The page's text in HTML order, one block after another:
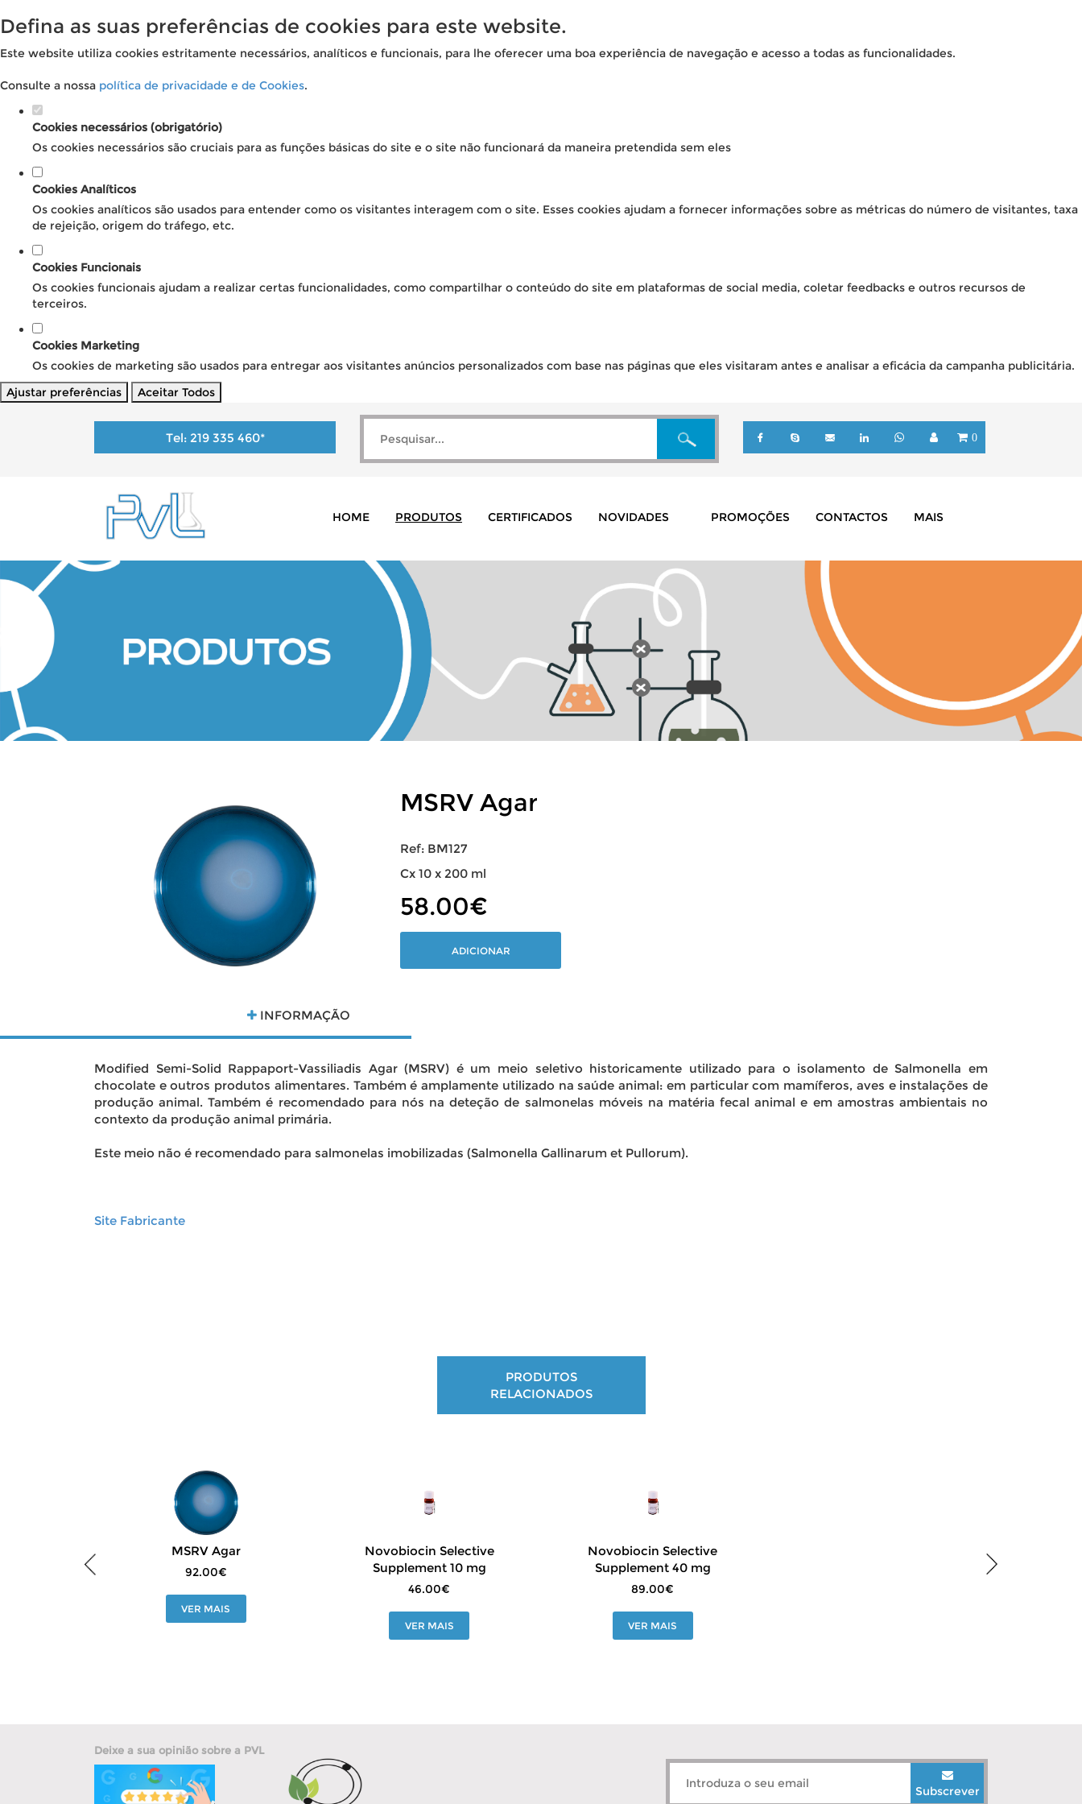
Defina as suas preferências de cookies para este website.
Este website utiliza cookies estritamente necessários, analíticos e funcionais, para lhe oferecer uma boa experiência de navegação e acesso a todas as funcionalidades.
Consulte a nossa política de privacidade e de Cookies.
Cookies necessários (obrigatório)
Os cookies necessários são cruciais para as funções básicas do site e o site não funcionará da maneira pretendida sem eles
Cookies Analíticos
Os cookies analíticos são usados para entender como os visitantes interagem com o site. Esses cookies ajudam a fornecer informações sobre as métricas do número de visitantes, taxa
de rejeição, origem do tráfego, etc.
Cookies Funcionais
Os cookies funcionais ajudam a realizar certas funcionalidades, como compartilhar o conteúdo do site em plataformas de social media, coletar feedbacks e outros recursos de
terceiros.
Cookies Marketing
Os cookies de marketing são usados para entregar aos visitantes anúncios personalizados com base nas páginas que eles visitaram antes e analisar a eficácia da campanha publicitária.
Ajustar preferências
Aceitar Todos
Tel: 219 335 460* 0
HOME PRODUTOS CERTIFICADOS NOVIDADES PROMOÇÕES CONTACTOS MAIS
MSRV Agar
Ref: BM127
Cx 10 x 200 ml
58.00€
ADICIONAR
INFORMAÇÃO
Modified Semi-Solid Rappaport-Vassiliadis Agar (MSRV) é um meio seletivo historicamente utilizado para o isolamento de Salmonella em
chocolate e outros produtos alimentares. Também é amplamente utilizado na saúde animal: em particular com mamíferos, aves e instalações de
produção animal. Também é recomendado para nós na deteção de salmonelas móveis na matéria fecal animal e em amostras ambientais no
contexto da produção animal primária.
Este meio não é recomendado para salmonelas imobilizadas (Salmonella Gallinarum et Pullorum).
Site Fabricante
PRODUTOS
RELACIONADOS
MSRV Agar
92.00€
VER MAIS
Novobiocin Selective
Supplement 10 mg
46.00€
VER MAIS
Novobiocin Selective
Supplement 40 mg
89.00€
VER MAIS
Deixe a sua opinião sobre a PVL
Subscrever